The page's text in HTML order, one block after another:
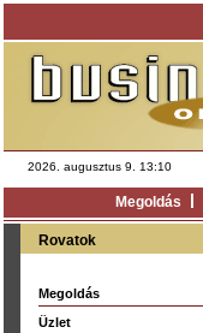
2026. augusztus 9. 13:10
Megoldás
Rovatok
Megoldás
Üzlet